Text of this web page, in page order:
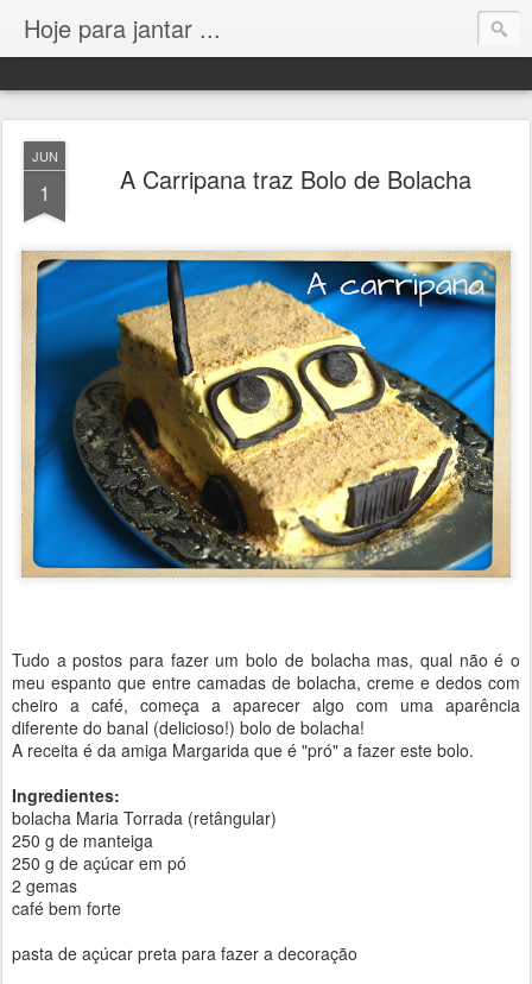
Hoje para jantar ...
JUN
1 A Carripana traz Bolo de Bolacha
Tudo a postos para fazer um bolo de bolacha mas, qual não é o
meu espanto que entre camadas de bolacha, creme e dedos com
cheiro a café, começa a aparecer algo com uma aparência
diferente do banal (delicioso!) bolo de bolacha!
A receita é da amiga Margarida que é "pró" a fazer este bolo.
Ingredientes:
bolacha Maria Torrada (retângular)
250 g de manteiga
250 g de açúcar em pó
2 gemas
café bem forte
pasta de açúcar preta para fazer a decoração